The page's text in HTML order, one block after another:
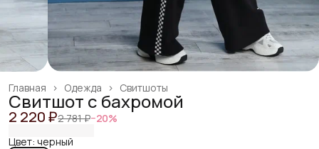
Свитшоты
Одежда ›
Главная ›
Свитшот с бахромой
2 220 ₽2 781 ₽−20%
Цвет: черный